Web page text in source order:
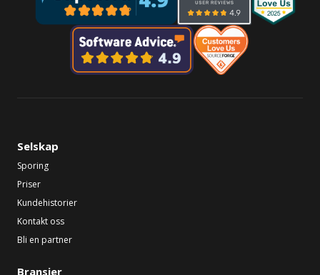
Selskap
Sporing
Priser
Kundehistorier
Kontakt oss
Bli en partner
Bransjer